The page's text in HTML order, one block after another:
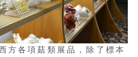
方各項菇類展品，除了標本